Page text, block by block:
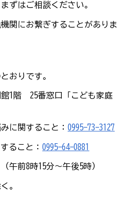
ずはご相談ください。
関にお繋ぎすることがありま
おりです。
1階 25番窓口「こども家庭
に関すること： 0995-73-3127
ること：0995-64-0881
午前8時15分～午後5時）
。